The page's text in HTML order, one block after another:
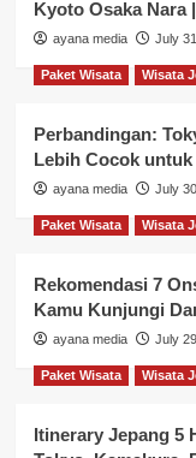
Kyoto Osaka Nara
ayana media July
Paket Wisata Wisata
Perbandingan:
Lebih Cocok
ayana media July
Paket Wisata Wisata
Rekomendasi 7
Kamu Kunjungi
ayana media July
Paket Wisata Wisata
Itinerary Jepang 5